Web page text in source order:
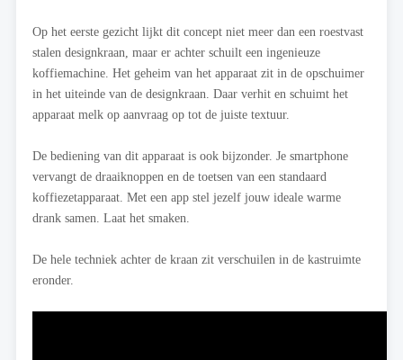
Op het eerste gezicht lijkt dit concept niet meer dan een roestvast
stalen designkraan, maar er achter schuilt een ingenieuze
koffiemachine. Het geheim van het apparaat zit in de opschuimer
in het uiteinde van de designkraan. Daar verhit en schuimt het
apparaat melk op aanvraag op tot de juiste textuur.
De bediening van dit apparaat is ook bijzonder. Je smartphone
vervangt de draaiknoppen en de toetsen van een standaard
koffiezetapparaat. Met een app stel jezelf jouw ideale warme
drank samen. Laat het smaken.
De hele techniek achter de kraan zit verschuilen in de kastruimte
eronder.